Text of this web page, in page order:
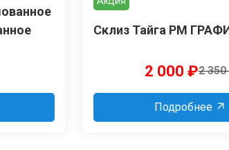
Склиз Тайга РМ
2 350
2 000 ₽
Подробнее